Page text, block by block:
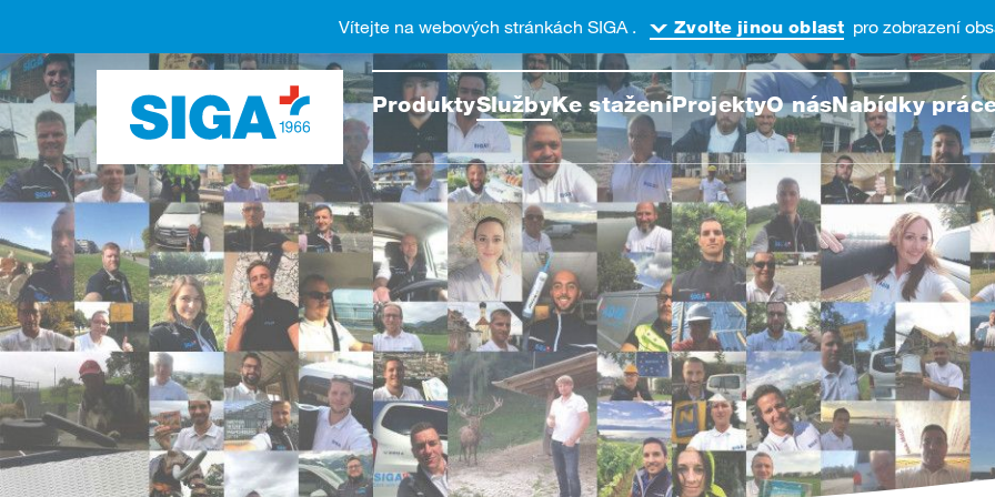
Vyhledat na této webové stránce
ProduktySlužbyKe staženíProjektyO násNabídky
Vítejte na webových stránkách SIGA . Zvolte jinou oblast pro zobrazení